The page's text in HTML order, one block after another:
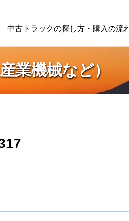
中古トラックの探し方・購入の流
業機械など）